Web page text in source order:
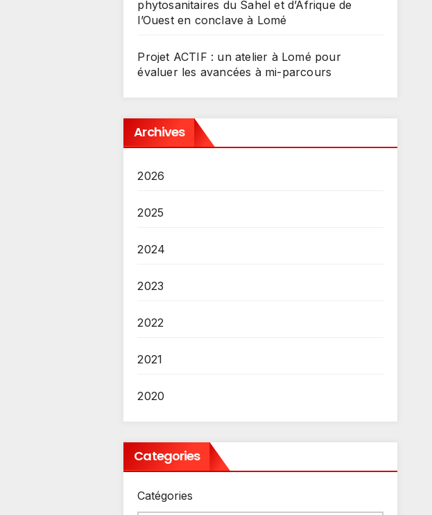
phytosanitaires du Sahel et d’Afrique de
l’Ouest en conclave à Lomé
Projet ACTIF : un atelier à Lomé pour
évaluer les avancées à mi-parcours
Archives
2026
2025
2024
2023
2022
2021
2020
Categories
Catégories